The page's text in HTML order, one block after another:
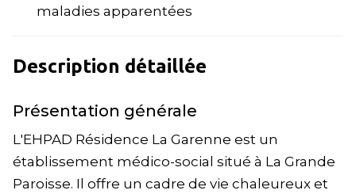
maladies apparentées
Description détaillée
Présentation générale
L'EHPAD Résidence La Garenne est un
établissement médico-social situé à La Grande
Paroisse. Il offre un cadre de vie chaleureux et